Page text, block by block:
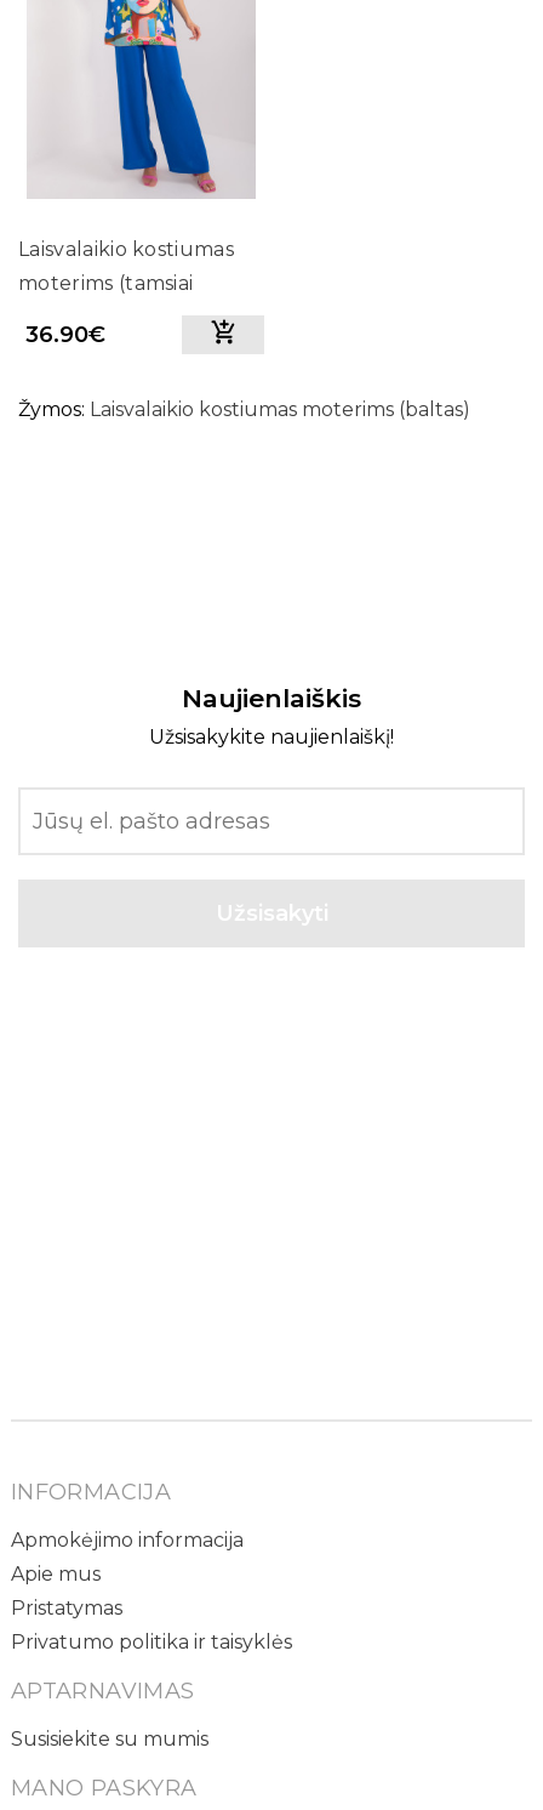
Laisvalaikio kostiumas
moterims (tamsiai
36.90€
Žymos: Laisvalaikio kostiumas moterims (baltas)
Naujienlaiškis
Užsisakykite naujienlaiškį!
INFORMACIJA
Apmokėjimo informacija
Apie mus
Pristatymas
Privatumo politika ir taisyklės
APTARNAVIMAS
Susisiekite su mumis
MANO PASKYRA